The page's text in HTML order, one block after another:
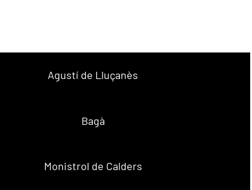
Agustí de Lluçanès
Bagà
Monistrol de Calders